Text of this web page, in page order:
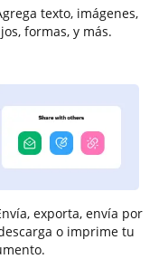
texto, imágenes,
formas, y más.
exporta, envía por
o imprime tu